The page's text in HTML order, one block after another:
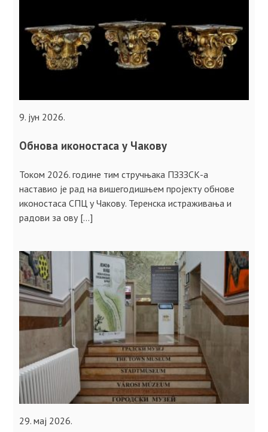
9. јун 2026.
Обнова иконостаса у Чакову
Током 2026. године тим стручњака ПЗЗЗСК-а
наставио је рад на вишегодишњем пројекту обнове
иконостаса СПЦ у Чакову. Теренска истраживања и
радови за ову […]
29. мај 2026.